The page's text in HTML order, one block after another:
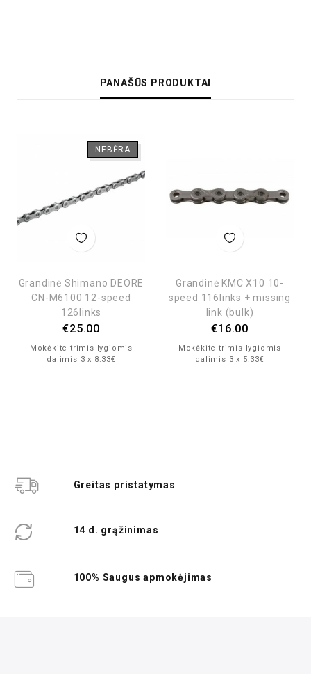
PANAŠŪS PRODUKTAI
NEBĖRA
Grandinė Shimano DEORE
CN-M6100 12-speed
126links
€25.00
Mokėkite trimis lygiomis
dalimis 3 x 8.33€
Grandinė KMC X10 10-
speed 116links + missing
link (bulk)
€16.00
Mokėkite trimis lygiomis
dalimis 3 x 5.33€
Greitas pristatymas
14 d. grąžinimas
100% Saugus apmokėjimas